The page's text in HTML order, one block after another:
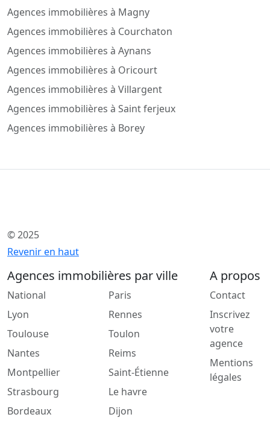
Agences immobilières à Magny
Agences immobilières à Courchaton
Agences immobilières à Aynans
Agences immobilières à Oricourt
Agences immobilières à Villargent
Agences immobilières à Saint ferjeux
Agences immobilières à Borey
© 2025
Revenir en haut
Agences immobilières par ville
National
Lyon
Toulouse
Nantes
Montpellier
Strasbourg
Bordeaux
Paris
Rennes
Toulon
Reims
Saint-Étienne
Le havre
Dijon
A propos
Contact
Inscrivez
votre
agence
Mentions
légales